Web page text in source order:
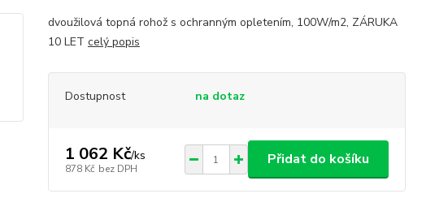
dvoužilová topná rohož s ochranným opletením, 100W/m2, ZÁRUKA
10 LET celý popis
Dostupnost na dotaz
1 062 Kč/ks
878 Kč bez DPH
Přidat do košíku